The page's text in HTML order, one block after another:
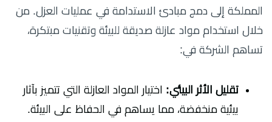
المملكة إلى دمج مبادئ الاستدامة في عمليات العزل. من
خلال استخدام مواد عازلة صديقة للبيئة وتقنيات مبتكرة،
تساهم الشركة في:
تقليل الأثر البيئي: اختيار المواد العازلة التي تتميز بآثار
بيئية منخفضة، مما يساهم في الحفاظ على البيئة.